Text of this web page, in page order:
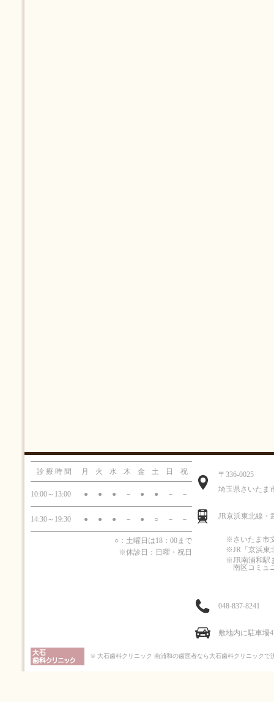
診療時間 月 火 水 木 金 土 日 祝
10:00～13:00 ● ● ● － ● ● － －
14:30～19:30 ● ● ● － ● ○ － －
○：土曜日は18：00まで
※休診日：日曜・祝日
〒336-0025
埼玉県さいたま
JR京浜東北線・
※さいたま市
※JR「京浜東
※JR南浦和駅
南区コミュ
048-837-8241
敷地内に駐車場
© 大石歯科クリニック 南浦和の歯医者なら大石歯科クリニックで